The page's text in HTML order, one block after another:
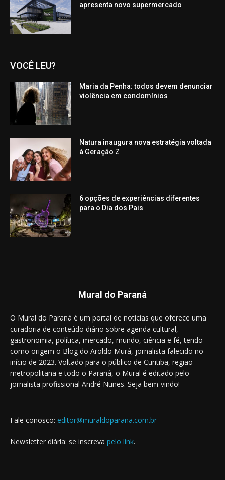
apresenta novo supermercado
VOCÊ LEU?
Maria da Penha: todos devem denunciar
violência em condomínios
Natura inaugura nova estratégia voltada
à Geração Z
6 opções de experiências diferentes
para o Dia dos Pais
Mural do Paraná
O Mural do Paraná é um portal de notícias que oferece uma
curadoria de conteúdo diário sobre agenda cultural,
gastronomia, política, mercado, mundo, ciência e fé, tendo
como origem o Blog do Aroldo Murá, jornalista falecido no
início de 2023. Voltado para o público de Curitiba, região
metropolitana e todo o Paraná, o Mural é editado pelo
jornalista profissional André Nunes. Seja bem-vindo!
Fale conosco: editor@muraldoparana.com.br
Newsletter diária: se inscreva pelo link.